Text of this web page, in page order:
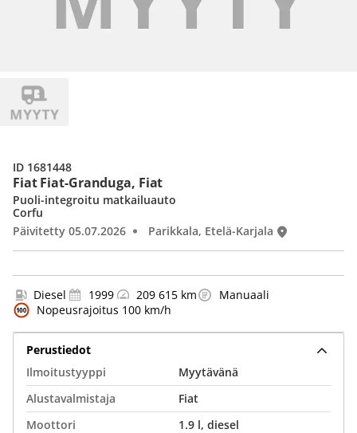
Fiat Fiat-Granduga, Fiat
Puoli-integroitu matkailuauto
Corfu
Päivitetty 05.07.2026
Parikkala, Etelä-Karjala
ID 1681448
Diesel 1999 209 615 km
Manuaali
Nopeusrajoitus 100 km/h
Perustiedot
Ilmoitustyyppi
Myytävänä
Alustavalmistaja
Fiat
Moottori
1.9 l, diesel